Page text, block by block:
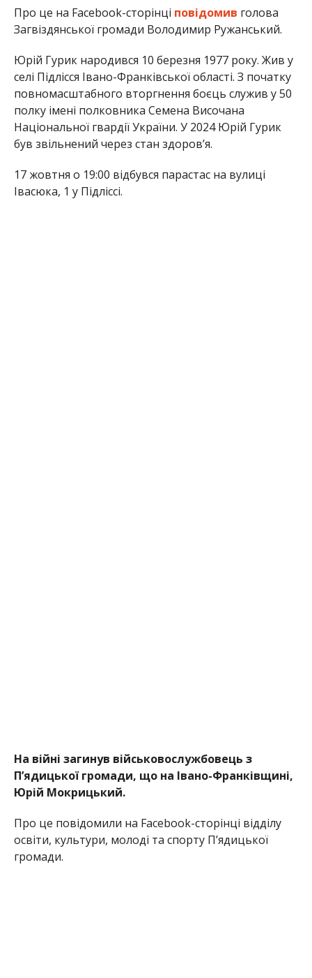
Про це на Facebook-сторінці повідомив голова
Загвіздянської громади Володимир Ружанський.
Юрій Гурик народився 10 березня 1977 року. Жив у
селі Підлісся Івано-Франківської області. З початку
повномасштабного вторгнення боєць служив у 50
полку імені полковника Семена Височана
Національної гвардії України. У 2024 Юрій Гурик
був звільнений через стан здоровʼя.
17 жовтня о 19:00 відбувся парастас на вулиці
Івасюка, 1 у Підліссі.
На війні загинув військовослужбовець з
П’ядицької громади, що на Івано-Франківщині,
Юрій Мокрицький.
Про це повідомили на Facebook-сторінці відділу
освіти, культури, молоді та спорту П’ядицької
громади.